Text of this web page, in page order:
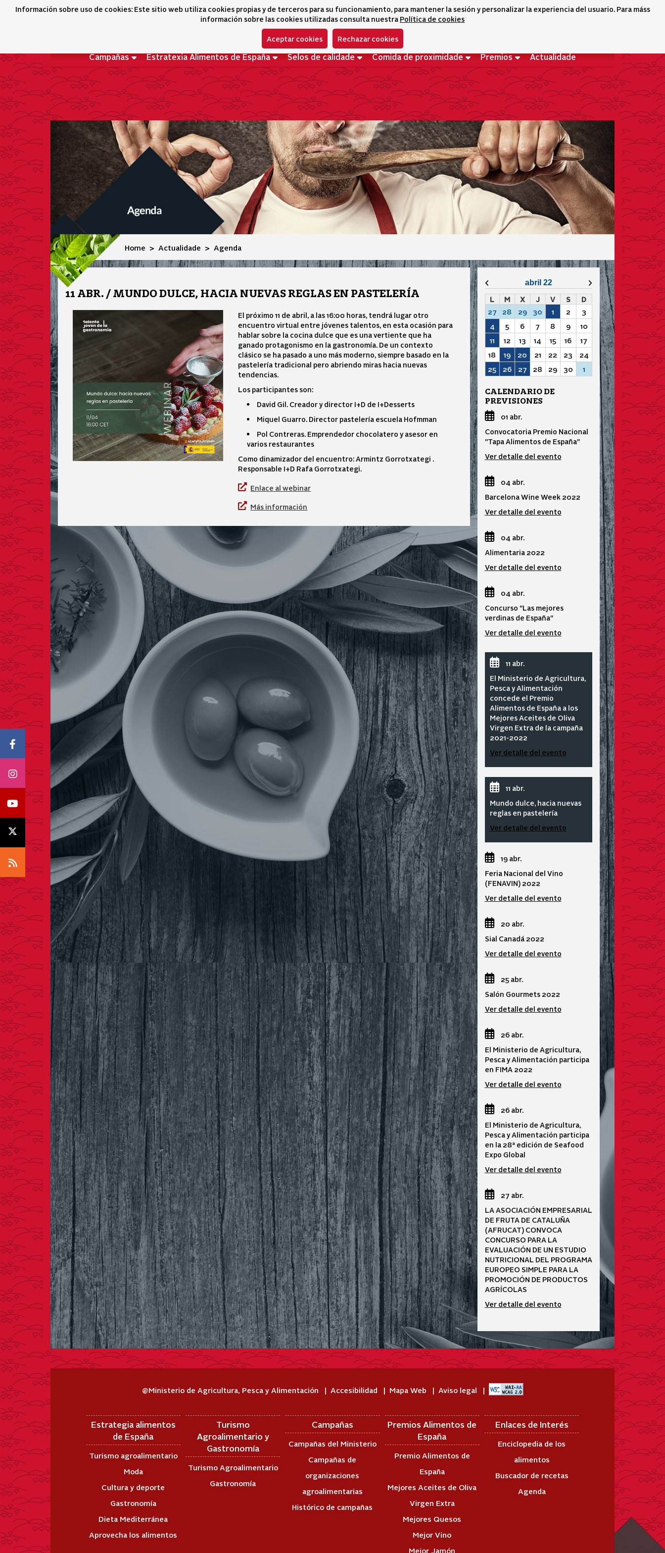
Información sobre uso de cookies: Este sitio web utiliza cookies propias y de terceros para su funcionamiento, para mantener la sesión y personalizar la experiencia del usuario. Para máss
información sobre las cookies utilizadas consulta nuestra Política de cookies
Aceptar cookies Rechazar cookies
Icono Facebook
Icono Instagram
Icono Youtube
Icono X
Icono RSS
Campañas Estratexia Alimentos de España Selos de calidade Comida de proximidade Premios Actualidade
Agenda
Home Actualidade Agenda
11 ABR. / MUNDO DULCE, HACIA NUEVAS REGLAS EN PASTELERÍA
El próximo 11 de abril, a las 16:00 horas, tendrá lugar otro
encuentro virtual entre jóvenes talentos, en esta ocasión para
hablar sobre la cocina dulce que es una vertiente que ha
ganado protagonismo en la gastronomía. De un contexto
clásico se ha pasado a uno más moderno, siempre basado en la
pastelería tradicional pero abriendo miras hacia nuevas
tendencias.
Los participantes son:
David Gil. Creador y director I+D de I+Desserts
Miquel Guarro. Director pastelería escuela Hofmman
Pol Contreras. Emprendedor chocolatero y asesor en
varios restaurantes
Como dinamizador del encuentro: Armintz Gorrotxategi .
Responsable I+D Rafa Gorrotxategi.
Enlace al webinar
Más información
Mes anteriorabril 22
Mes siguiente
L
M X J V S
D
27
28 29 30 1 2
3
4
5 6 7 8 9
10
11
12 13 14 15 16
17
18
19 20 21 22 23
24
25
26 27 28 29 30 1
CALENDARIO DE
PREVISIONES
01 abr.
Convocatoria Premio Nacional
"Tapa Alimentos de España"
Ver detalle del evento
04 abr.
Barcelona Wine Week 2022
Ver detalle del evento
04 abr.
Alimentaria 2022
Ver detalle del evento
04 abr.
Concurso "Las mejores
verdinas de España"
Ver detalle del evento
11 abr.
El Ministerio de Agricultura,
Pesca y Alimentación
concede el Premio
Alimentos de España a los
Mejores Aceites de Oliva
Virgen Extra de la campaña
2021-2022
Ver detalle del evento
11 abr.
Mundo dulce, hacia nuevas
reglas en pastelería
Ver detalle del evento
19 abr.
Feria Nacional del Vino
(FENAVIN) 2022
Ver detalle del evento
20 abr.
Sial Canadá 2022
Ver detalle del evento
25 abr.
Salón Gourmets 2022
Ver detalle del evento
26 abr.
El Ministerio de Agricultura,
Pesca y Alimentación participa
en FIMA 2022
Ver detalle del evento
26 abr.
El Ministerio de Agricultura,
Pesca y Alimentación participa
en la 28ª edición de Seafood
Expo Global
Ver detalle del evento
27 abr.
LA ASOCIACIÓN EMPRESARIAL
DE FRUTA DE CATALUÑA
(AFRUCAT) CONVOCA
CONCURSO PARA LA
EVALUACIÓN DE UN ESTUDIO
NUTRICIONAL DEL PROGRAMA
EUROPEO SIMPLE PARA LA
PROMOCIÓN DE PRODUCTOS
AGRÍCOLAS
Ver detalle del evento
@Ministerio de Agricultura, Pesca y Alimentación Accesibilidad Mapa Web Aviso legal
Estrategia alimentos
de España
Turismo agroalimentario
Moda
Cultura y deporte
Gastronomía
Dieta Mediterránea
Aprovecha los alimentos
Turismo
Agroalimentario y
Gastronomía
Turismo Agroalimentario
Gastronomía
Campañas
Campañas del Ministerio
Campañas de
organizaciones
agroalimentarias
Histórico de campañas
Premios Alimentos de
España
Premio Alimentos de
España
Mejores Aceites de Oliva
Virgen Extra
Mejores Quesos
Mejor Vino
Mejor Jamón
Enlaces de Interés
Enciclopedia de los
alimentos
Buscador de recetas
Agenda